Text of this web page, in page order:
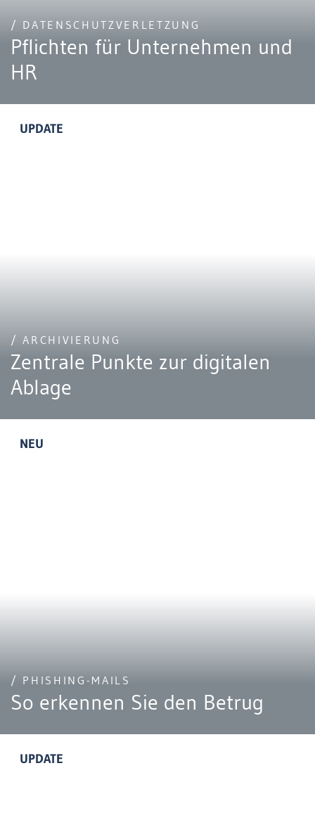
/ DATENSCHUTZVERLETZUNG
Pflichten für Unternehmen und
HR
UPDATE
/ ARCHIVIERUNG
Zentrale Punkte zur digitalen
Ablage
NEU
/ PHISHING-MAILS
So erkennen Sie den Betrug
UPDATE